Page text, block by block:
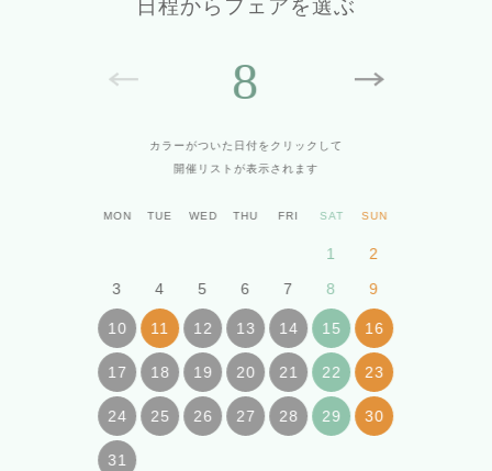
日程からフェアを選ぶ
8
カラーがついた日付をクリックして
開催リストが表示されます
MON TUE WED THU FRI SAT SUN
1
2
3
4 5 6 7 8 9
10 11 12 13 14 15 16
17 18 19 20 21 22 23
24 25 26 27 28 29 30
31